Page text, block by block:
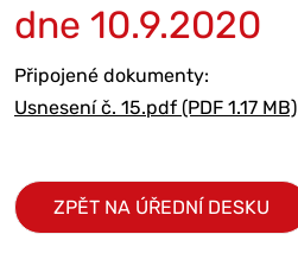
dne 10.9.2020
Připojené dokumenty:
Usnesení č. 15.pdf (PDF 1.17 MB)
ZPĚT NA ÚŘEDNÍ DESKU